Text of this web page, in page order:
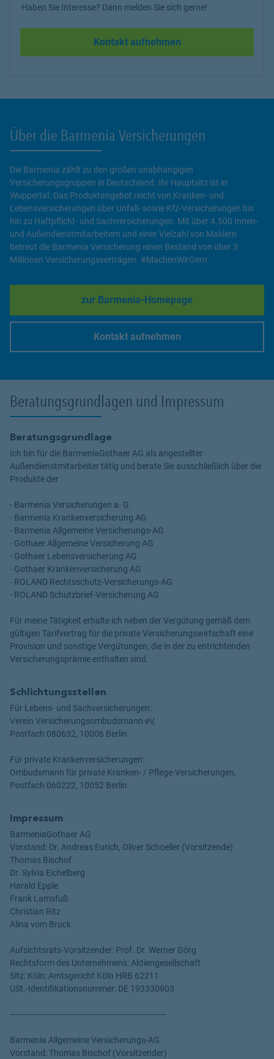
Haben Sie Interesse? Dann melden Sie sich gerne!
Kontakt aufnehmen
Über die Barmenia Versicherungen
Die Barmenia zählt zu den großen unabhängigen
Versicherungsgruppen in Deutschland. Ihr Hauptsitz ist in
Wuppertal. Das Produktangebot reicht von Kranken- und
Lebensversicherungen über Unfall- sowie Kfz-Versicherungen bis
hin zu Haftpflicht- und Sachversicherungen. Mit über 4.500 Innen-
und Außendienstmitarbeitern und einer Vielzahl von Maklern
betreut die Barmenia Versicherung einen Bestand von über 3
Millionen Versicherungsverträgen. #MachenWirGern
zur Barmenia-Homepage
Link Opens in New Tab
Kontakt aufnehmen
Beratungsgrundlagen und Impressum
Beratungsgrundlage
Ich bin für die BarmeniaGothaer AG als angestellter
Außendienstmitarbeiter tätig und berate Sie ausschließlich über die
Produkte der
- Barmenia Versicherungen a. G.
- Barmenia Krankenversicherung AG
- Barmenia Allgemeine Versicherungs-AG
- Gothaer Allgemeine Versicherung AG
- Gothaer Lebensversicherung AG
- Gothaer Krankenversicherung AG
- ROLAND Rechtsschutz-Versicherungs-AG
- ROLAND Schutzbrief-Versicherung AG
Für meine Tätigkeit erhalte ich neben der Vergütung gemäß dem
gültigen Tarifvertrag für die private Versicherungswirtschaft eine
Provision und sonstige Vergütungen, die in der zu entrichtenden
Versicherungsprämie enthalten sind.
Schlichtungsstellen
Für Lebens- und Sachversicherungen:
Verein Versicherungsombudsmann eV,
Postfach 080632, 10006 Berlin
Für private Krankenversicherungen:
Ombudsmann für private Kranken- / Pflege-Versicherungen,
Postfach 060222, 10052 Berlin
Impressum
BarmeniaGothaer AG
Vorstand: Dr. Andreas Eurich, Oliver Schoeller (Vorsitzende)
Thomas Bischof
Dr. Sylvia Eichelberg
Harald Epple
Frank Lamsfuß
Christian Ritz
Alina vom Bruck
Aufsichtsrats-Vorsitzender: Prof. Dr. Werner Görg
Rechtsform des Unternehmens: Aktiengesellschaft
Sitz: Köln; Amtsgericht Köln HRB 62211
USt.-Identifikationsnummer: DE 193330903
----------------------------------------------------------------
Barmenia Allgemeine Versicherungs-AG
Vorstand: Thomas Bischof (Vorsitzender)